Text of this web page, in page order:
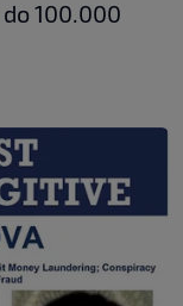
100.000